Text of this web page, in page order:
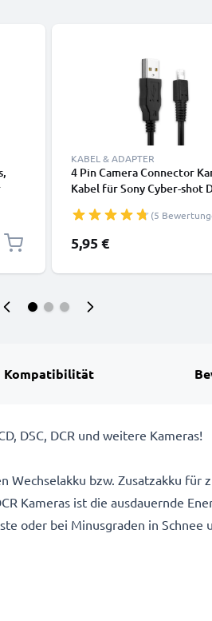
KABEL & ADAPTER
4 Pin Camera Connector
Kabel für Sony Cyber-shot
F505V C-200 Zoom Video-/
Fotokameras - Datenkabel
Ladekabel
(5
5,95 €
Kompatibilität
DSC, DCR und weitere Kameras!
bzw. Zusatzakku für
Kameras ist die ausdauernde
oder bei Minusgraden in Schnee